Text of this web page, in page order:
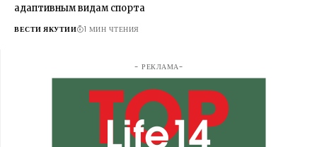
адаптивным видам спорта
ВЕСТИ ЯКУТИИ 1 МИН ЧТЕНИЯ
- РЕКЛАМА-